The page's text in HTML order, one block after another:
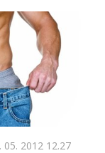
velike
nekaj lukenj,
telesno
v
odpravili na
plesati cha-
odrezal?
05. 2012 12.27